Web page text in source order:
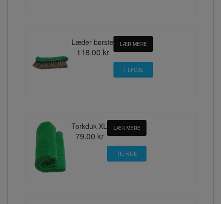
Læder børste
118.00 kr
LÆR MERE
Torkduk XL
79.00 kr
LÆR MERE